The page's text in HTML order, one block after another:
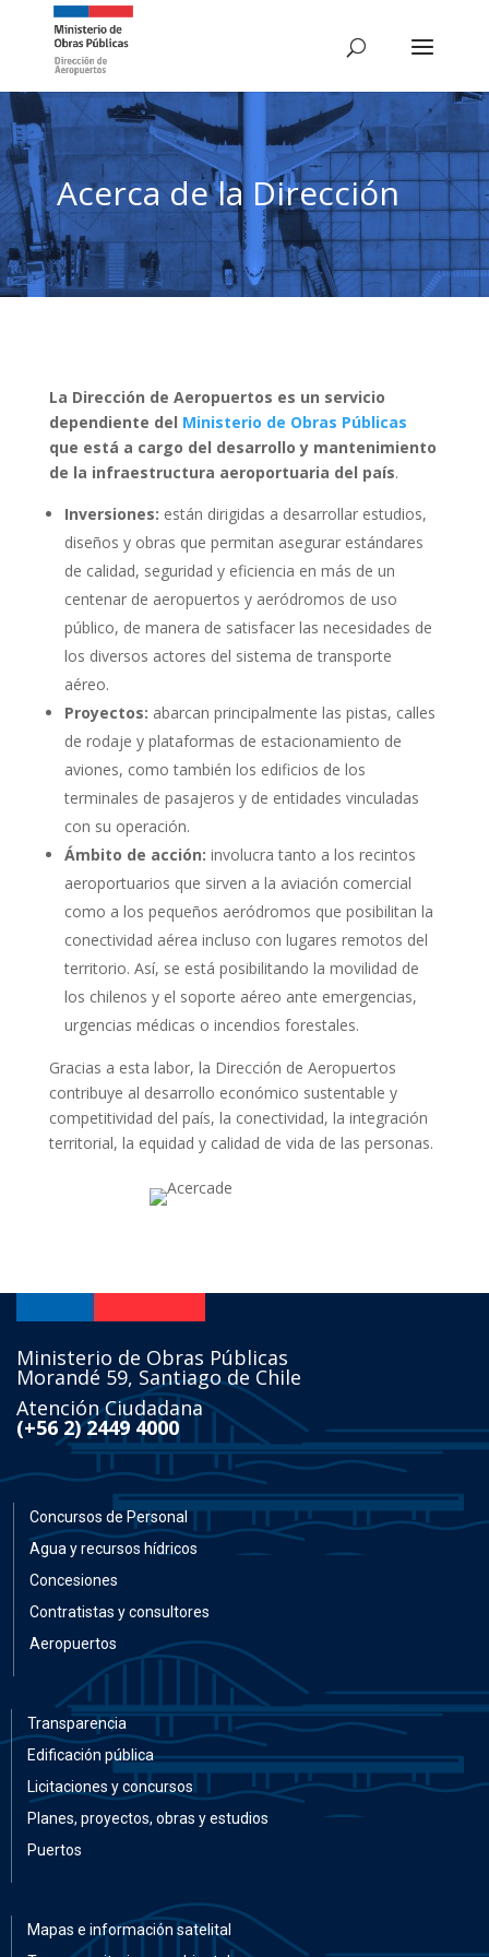
Acerca de la Dirección
La Dirección de Aeropuertos es un servicio
dependiente del Ministerio de Obras Públicas
que está a cargo del desarrollo y mantenimiento
de la infraestructura aeroportuaria del país.
Inversiones: están dirigidas a desarrollar estudios,
diseños y obras que permitan asegurar estándares
de calidad, seguridad y eficiencia en más de un
centenar de aeropuertos y aeródromos de uso
público, de manera de satisfacer las necesidades de
los diversos actores del sistema de transporte
aéreo.
Proyectos: abarcan principalmente las pistas, calles
de rodaje y plataformas de estacionamiento de
aviones, como también los edificios de los
terminales de pasajeros y de entidades vinculadas
con su operación.
Ámbito de acción: involucra tanto a los recintos
aeroportuarios que sirven a la aviación comercial
como a los pequeños aeródromos que posibilitan la
conectividad aérea incluso con lugares remotos del
territorio. Así, se está posibilitando la movilidad de
los chilenos y el soporte aéreo ante emergencias,
urgencias médicas o incendios forestales.
Gracias a esta labor, la Dirección de Aeropuertos
contribuye al desarrollo económico sustentable y
competitividad del país, la conectividad, la integración
territorial, la equidad y calidad de vida de las personas.
Ministerio de Obras Públicas
Morandé 59, Santiago de Chile
Atención Ciudadana
(+56 2) 2449 4000
Concursos de Personal
Agua y recursos hídricos
Concesiones
Contratistas y consultores
Aeropuertos
Transparencia
Edificación pública
Licitaciones y concursos
Planes, proyectos, obras y estudios
Puertos
Mapas e información satelital